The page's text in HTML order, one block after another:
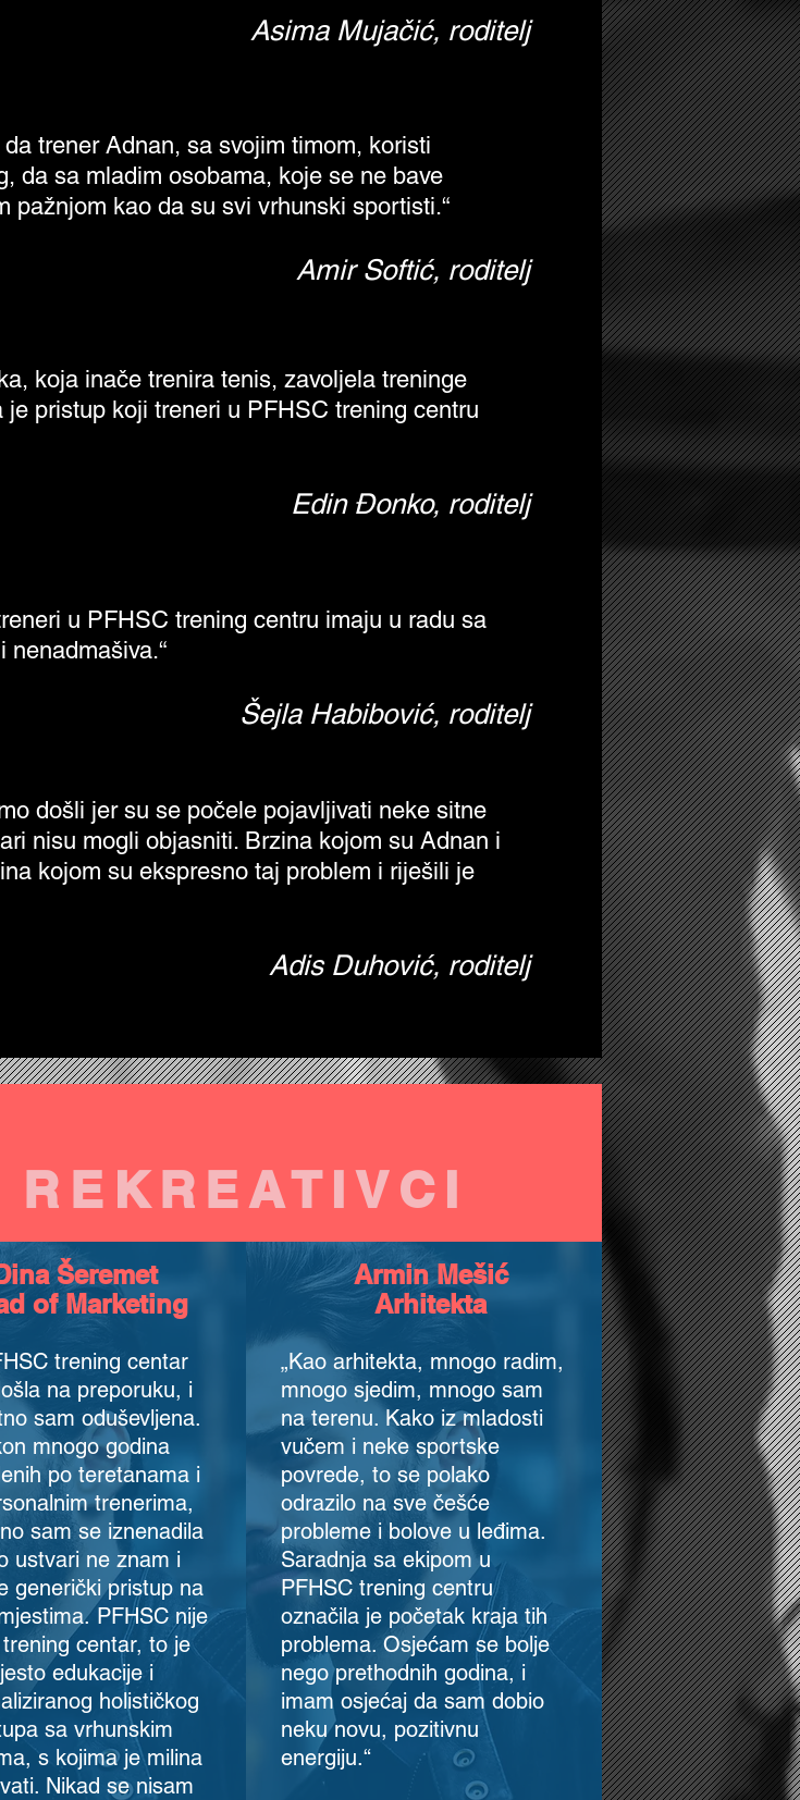
zaista poseban.“
Đonko, roditelj
treneri u PFHSC trening centru imaju u radu sa
neprevaziđena i nenadmašiva.“
Asima Mujačić, roditelj
trener Adnan, sa svojim timom, koristi
da sa mladim osobama, koje se ne bave
pažnjom kao da su svi vrhunski sportisti.“
Amir Softić, roditelj
koja inače trenira tenis, zavoljela treninge
pristup koji treneri u PFHSC trening centru
Edin Đonko, roditelj
u PFHSC trening centru imaju u radu sa
nenadmašiva.“
Šejla Habibović, roditelj
došli jer su se počele pojavljivati neke sitne
nisu mogli objasniti. Brzina kojom su Adnan i
kojom su ekspresno taj problem i riješili je
Adis Duhović, roditelj
Šeremet
of Marketing
trening centar
na preporuku, i
sam oduševljena.
mnogo godina
po teretanama i
trenerima,
sam se iznenadila
ustvari ne znam i
generički pristup na
PFHSC nije
centar, to je
edukacije i
holističkog
sa vrhunskim
s kojima je milina
Nikad se nisam
Armin Mešić
Arhitekta
„Kao arhitekta, mnogo radim,
mnogo sjedim, mnogo sam
na terenu. Kako iz mladosti
vučem i neke sportske
povrede, to se polako
odrazilo na sve češće
probleme i bolove u leđima.
Saradnja sa ekipom u
PFHSC trening centru
označila je početak kraja tih
problema. Osjećam se bolje
nego prethodnih godina, i
imam osjećaj da sam dobio
neku novu, pozitivnu
energiju.“